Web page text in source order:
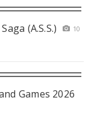
(A.S.S.)
10
Games 2026